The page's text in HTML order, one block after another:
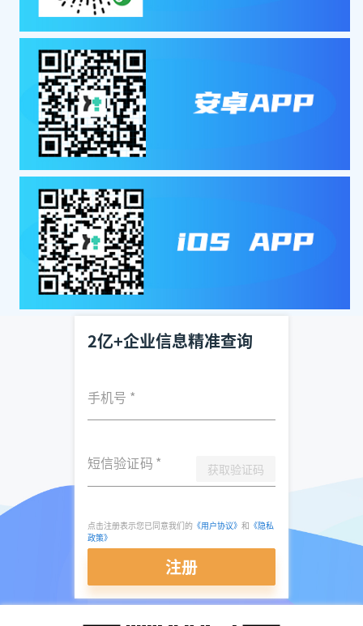
2亿+企业信息精准查询
手机号 *
短信验证码 * 获取验证码
点击注册表示您已同意我们的 《用户协议》 和 《隐私
政策》
注册